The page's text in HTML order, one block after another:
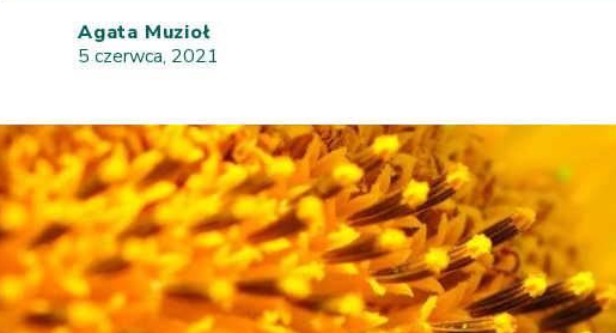
Agata Muzioł
5 czerwca, 2021